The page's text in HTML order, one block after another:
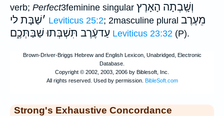
verb; Perfect3feminine singular וְשָֽׁבְתָה הָאָרֶץ
׳שַׁבָּת לי Leviticus 25:2; 2masculine plural מֵעֶרֶב
עַדעֶֿרֶב תִּשְׁבְּתוּ שַׁבַּתְּכֶ֑ם Leviticus 23:32 (P).
Strong's Exhaustive Concordance